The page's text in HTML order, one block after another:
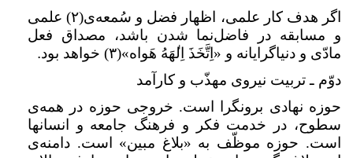
اگر هدف کار علمی، اظهار فضل و سُمعه‌ی(۲)
علمی
و مسابقه در فاضل‌نما شدن باشد، مصداق فعل
مادّی و دنیاگرایانه و «اِتَّخَذَ اِلهَهُ هَواه»(۳) خواهد بود.
دوّم ـ تربیت نیروی مهذّب و کارآمد
حوزه نهادی برونگرا است. خروجی حوزه در همه‌ی
سطوح، در خدمت فکر و فرهنگ جامعه و انسانها
است. حوزه موظّف به «بلاغ مبین» است. دامنه‌ی